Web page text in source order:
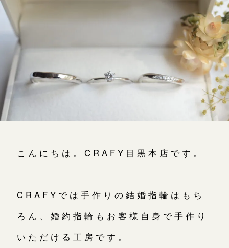
よくあるご質問
CRAFYについて
その他
用語集
結婚指輪手作り工房のご案内
こんにちは。CRAFY目黒本店です。
CRAFYでは手作りの結婚指輪はもち
ろん、婚約指輪もお客様自身で手作り
いただける工房です。
表参道店
吉祥寺店 来店ご予約
鎌倉店 来店ご予約
大阪本店
京都店 来店ご予約